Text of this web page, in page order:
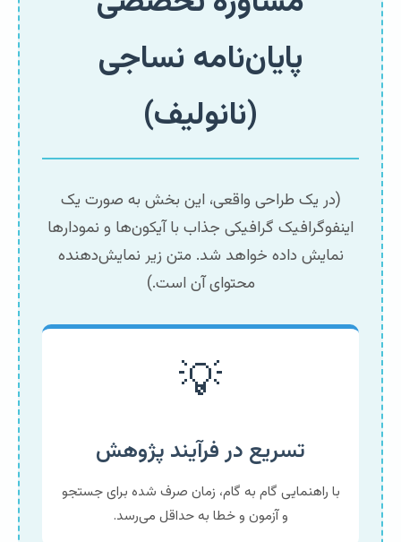
پایان‌نامه نساجی
(نانولیف)
(در یک طراحی واقعی، این بخش به صورت یک
اینفوگرافیک گرافیکی جذاب با آیکون‌ها و نمودارها
نمایش داده خواهد شد. متن زیر نمایش‌دهنده
محتوای آن است.)
💡
تسریع در فرآیند پژوهش
با راهنمایی گام به گام، زمان صرف شده برای جستجو
و آزمون و خطا به حداقل می‌رسد.